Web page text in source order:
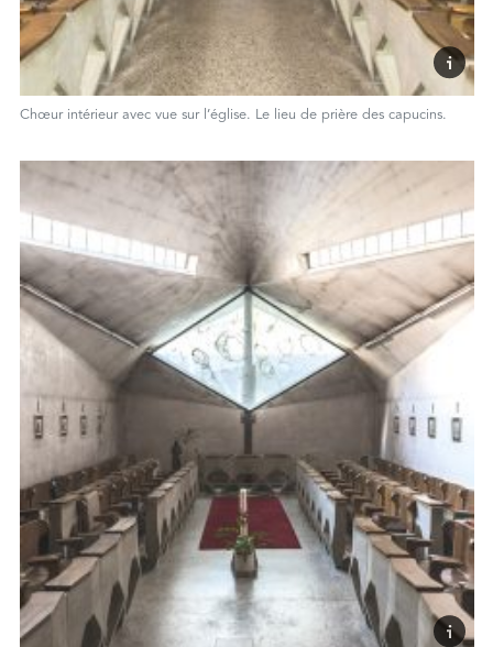
Chœur intérieur avec vue sur l’église. Le lieu de prière des capucins.